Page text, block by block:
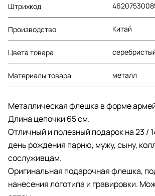
Штрихкод
Производство Китай
Цвета товара
Материалы товара металл
Металлическая флешка в форме
Длина цепочки 65 см.
Отличный и полезный подарок на 23 /
день рождения парню, мужу, сыну,
сослуживцам.
Оригинальная подарочная флешка,
нанесения логотипа и гравировки.